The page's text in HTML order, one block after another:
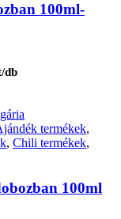
100ml-
db
termékek,
, Chili termékek,
100ml